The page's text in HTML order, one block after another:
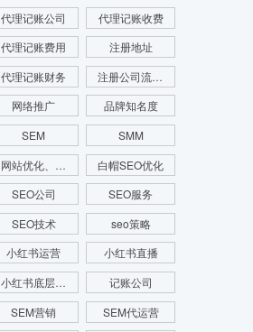
代理记账公司
代理记账收费
代理记账费用
注册地址
代理记账财务
注册公司流程费用
网络推广
品牌知名度
SEM
SMM
网站优化、SEO优化、SEO网站优化、关键词优化
白帽SEO优化
SEO公司
SEO服务
SEO技术
seo策略
小红书运营
小红书直播
小红书底层逻辑
记账公司
SEM营销
SEM代运营